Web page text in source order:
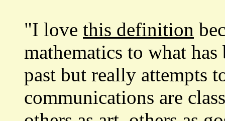
"I love this definition
mathematics to what
past but really attempts
communications are